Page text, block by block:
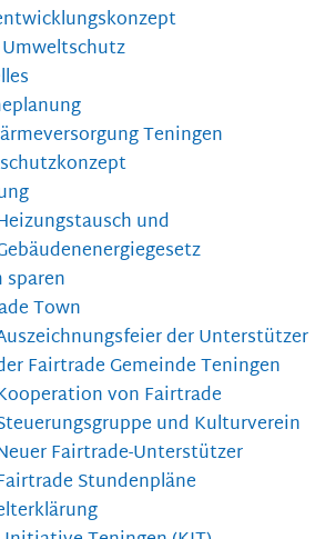
Teningen
und
sparen
Town
der Unterstützer
Fairtrade Gemeinde Teningen
von Fairtrade
und Kulturverein
Fairtrade-Unterstützer
Stundenpläne